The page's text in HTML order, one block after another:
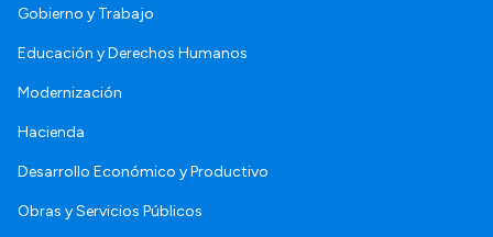
Gobierno y Trabajo
Educación y Derechos Humanos
Modernización
Hacienda
Desarrollo Económico y Productivo
Obras y Servicios Públicos